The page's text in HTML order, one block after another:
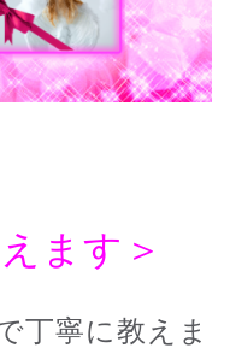
ます＞
丁寧に教えま